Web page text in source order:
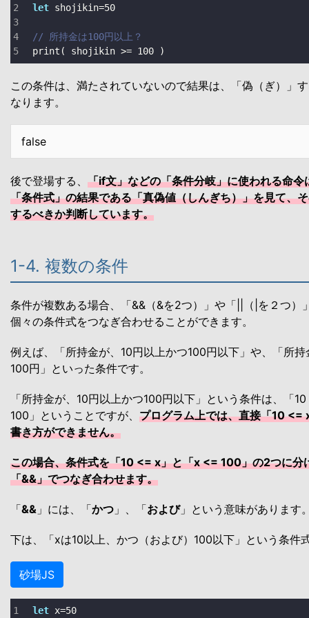
let shojikin=50
// 所持金は100円以上？
print ( shojikin >= 100 )
この条件は、満たされていないので結果は、「偽（ぎ）」
なります。
false
後で登場する、 「if文」などの「条件分岐」に使われる命令
「条件式」の結果である「真偽値（しんぎち）」を見て、
するべきか判断しています。
1-4. 複数の条件
条件が複数ある場合、「&&（&を2つ）」や「||（|を２つ）
個々の条件式をつなぎ合わせることができます。
例えば、「所持金が、10円以上かつ100円以下」や、「所
100円」といった条件です。
「所持金が、10円以上かつ100円以下」という条件は、「
100」ということですが、 プログラム上では、直接「10
書き方ができません。
この場合、条件式を「10 <= x」と「x <= 100」の2つに分
「&&」でつなぎ合わせます。
「&& 」には、「かつ 」、「および」という意味があります
下は、「xは10以上、かつ（および）100以下」という条件
砂場JS
let x=50